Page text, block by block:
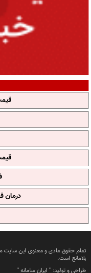
درمان
تمام حقوق مادی و معنوی این سایت
بلامانع است.
طراحی و تولید: " ایران سامانه"